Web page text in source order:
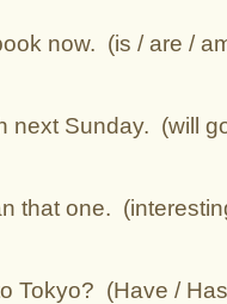
now. (is / are /
next Sunday. (will
that one.
Tokyo? (Have /